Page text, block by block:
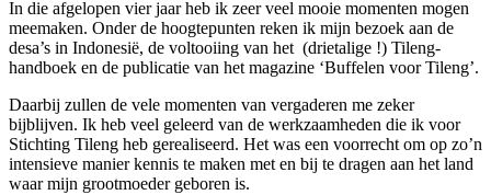
In die afgelopen vier jaar heb ik zeer veel mooie momenten mogen
meemaken. Onder de hoogtepunten reken ik mijn bezoek aan de
desa’s in Indonesië, de voltooiing van het (drietalige !) Tileng-
handboek en de publicatie van het magazine ‘Buffelen voor Tileng’.
Daarbij zullen de vele momenten van vergaderen me zeker
bijblijven. Ik heb veel geleerd van de werkzaamheden die ik voor
Stichting Tileng heb gerealiseerd. Het was een voorrecht om op zo’n
intensieve manier kennis te maken met en bij te dragen aan het land
waar mijn grootmoeder geboren is.